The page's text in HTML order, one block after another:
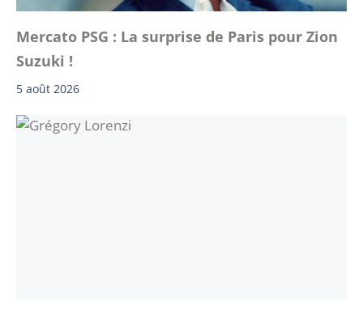
Mercato PSG : La surprise de Paris pour Zion
Suzuki !
5 août 2026